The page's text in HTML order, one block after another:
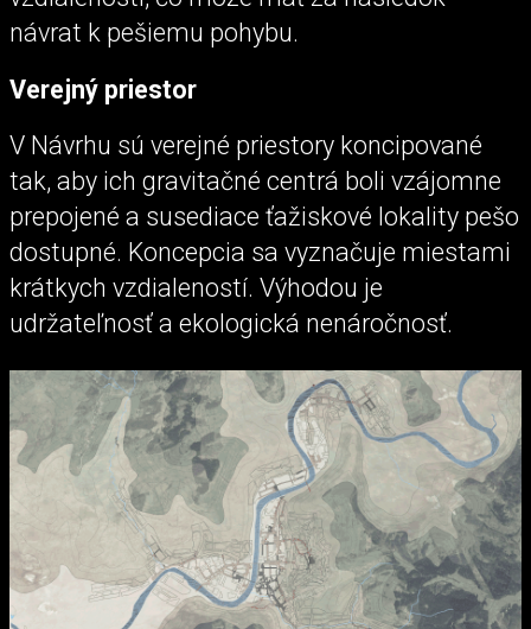
návrat k pešiemu pohybu.
Verejný priestor
V Návrhu sú verejné priestory koncipované
tak, aby ich gravitačné centrá boli vzájomne
prepojené a susediace ťažiskové lokality pešo
dostupné. Koncepcia sa vyznačuje miestami
krátkych vzdialeností. Výhodou je
udržateľnosť a ekologická nenáročnosť.